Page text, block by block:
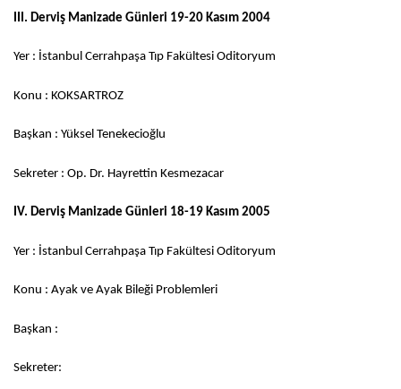
III. Derviş Manizade Günleri 19-20 Kasım 2004
Yer : İstanbul Cerrahpaşa Tıp Fakültesi Oditoryum
Konu : KOKSARTROZ
Başkan : Yüksel Tenekecioğlu
Sekreter : Op. Dr. Hayrettin Kesmezacar
IV. Derviş Manizade Günleri 18-19 Kasım 2005
Yer : İstanbul Cerrahpaşa Tıp Fakültesi Oditoryum
Konu : Ayak ve Ayak Bileği Problemleri
Başkan :
Sekreter: